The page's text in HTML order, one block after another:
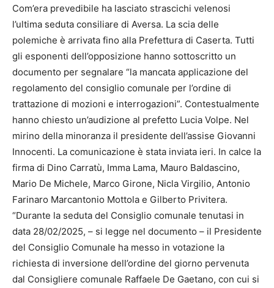
Com’era prevedibile ha lasciato strascichi velenosi
l’ultima seduta consiliare di Aversa. La scia delle
polemiche è arrivata fino alla Prefettura di Caserta. Tutti
gli esponenti dell’opposizione hanno sottoscritto un
documento per segnalare “la mancata applicazione del
regolamento del consiglio comunale per l’ordine di
trattazione di mozioni e interrogazioni”. Contestualmente
hanno chiesto un’audizione al prefetto Lucia Volpe. Nel
mirino della minoranza il presidente dell’assise Giovanni
Innocenti. La comunicazione è stata inviata ieri. In calce la
firma di Dino Carratù, Imma Lama, Mauro Baldascino,
Mario De Michele, Marco Girone, Nicla Virgilio, Antonio
Farinaro Marcantonio Mottola e Gilberto Privitera.
“Durante la seduta del Consiglio comunale tenutasi in
data 28/02/2025, – si legge nel documento – il Presidente
del Consiglio Comunale ha messo in votazione la
richiesta di inversione dell’ordine del giorno pervenuta
dal Consigliere comunale Raffaele De Gaetano, con cui si